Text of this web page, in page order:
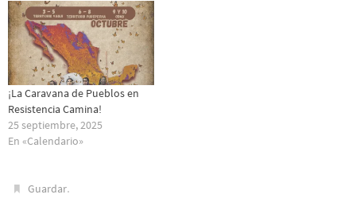
¡La Caravana de Pueblos en
Resistencia Camina!
25 septiembre, 2025
En «Calendario»
Guardar.